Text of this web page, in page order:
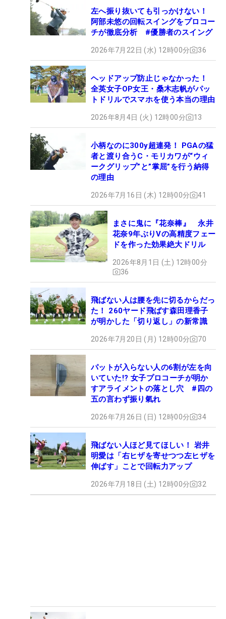
左へ振り抜いても引っかけない！
阿部未悠の回転スイングをプロコー
チが徹底分析 #優勝者のスイング
2026年7月22日 (水) 12時00分 36
ヘッドアップ防止じゃなかった！
全英女子OP女王・桑木志帆がパッ
トドリルでスマホを使う本当の理由
2026年8月4日 (火) 12時00分 13
小柄なのに300y超連発！ PGAの猛
者と渡り合うC・モリカワが“ウィ
ークグリップ”と”掌屈”を行う納得
の理由
2026年7月16日 (木) 12時00分 41
まさに鬼に『花奈棒』 永井
花奈9年ぶりVの高精度フェー
ドを作った効果絶大ドリル
2026年8月1日 (土) 12時00分
36
飛ばない人は腰を先に切るからだっ
た！ 260ヤード飛ばす森田理香子
が明かした「切り返し」の新常識
2026年7月20日 (月) 12時00分 70
パットが入らない人の6割が左を向
いていた!? 女子プロコーチが明か
すアライメントの落とし穴 #四の
五の言わず振り氣れ
2026年7月26日 (日) 12時00分 34
飛ばない人ほど見てほしい！ 岩井
明愛は「右ヒザを寄せつつ左ヒザを
伸ばす」ことで回転力アップ
2026年7月18日 (土) 12時00分 32